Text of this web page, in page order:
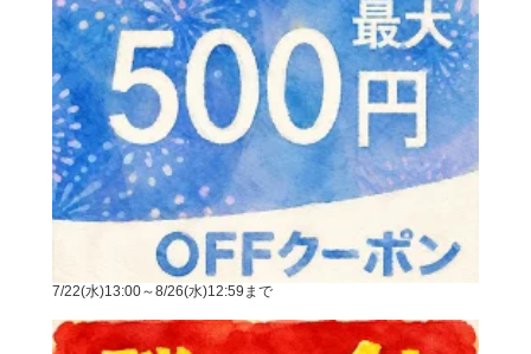
7/22(水)13:00～8/26(水)12:59まで